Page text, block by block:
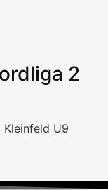
2
Kleinfeld U9